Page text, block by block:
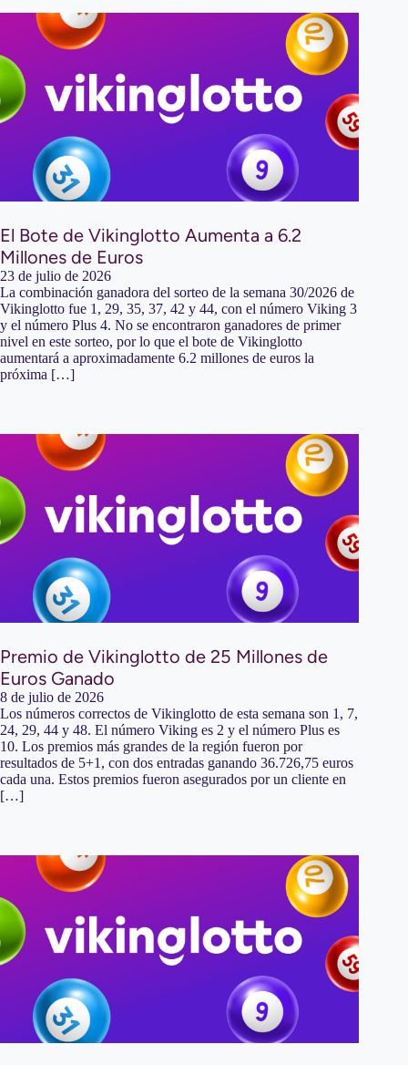
El Bote de Vikinglotto Aumenta a 6.2
Millones de Euros
23 de julio de 2026
La combinación ganadora del sorteo de la semana 30/2026 de
Vikinglotto fue 1, 29, 35, 37, 42 y 44, con el número Viking 3
y el número Plus 4. No se encontraron ganadores de primer
nivel en este sorteo, por lo que el bote de Vikinglotto
aumentará a aproximadamente 6.2 millones de euros la
próxima […]
Premio de Vikinglotto de 25 Millones de
Euros Ganado
8 de julio de 2026
Los números correctos de Vikinglotto de esta semana son 1, 7,
24, 29, 44 y 48. El número Viking es 2 y el número Plus es
10. Los premios más grandes de la región fueron por
resultados de 5+1, con dos entradas ganando 36.726,75 euros
cada una. Estos premios fueron asegurados por un cliente en
[…]